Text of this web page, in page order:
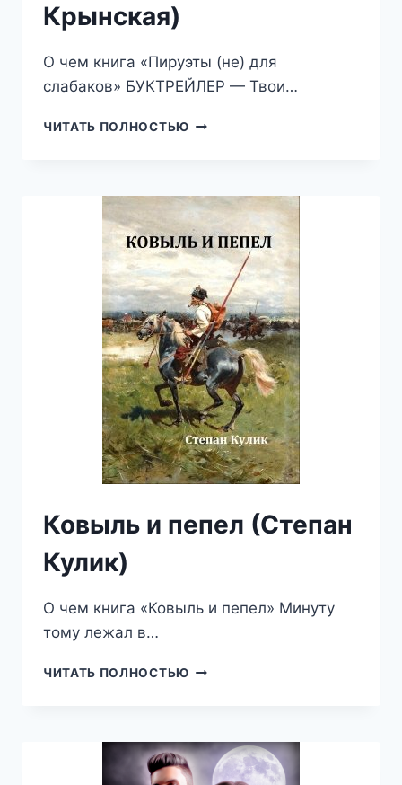
Крынская)
О чем книга «Пируэты (не) для
слабаков» БУКТРЕЙЛЕР — Твои…
ЧИТАТЬ ПОЛНОСТЬЮ ПИРУЭТЫ
(ЮЛИЯ
КРЫНСКАЯ)
Ковыль и пепел (Степан
Кулик)
О чем книга «Ковыль и пепел» Минуту
тому лежал в…
ЧИТАТЬ ПОЛНОСТЬЮ КОВЫЛЬ
КУЛИК)